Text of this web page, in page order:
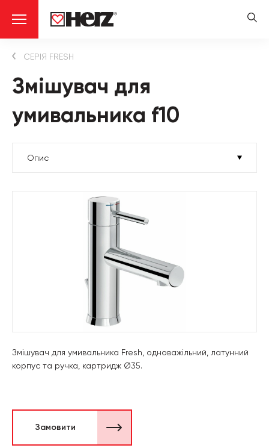
СЕРІЯ FRESH
Змішувач для
умивальника f10
Змішувач для умивальника Fresh, одноважільний, латунний
корпус та ручка, картридж Ø35.
Замовити